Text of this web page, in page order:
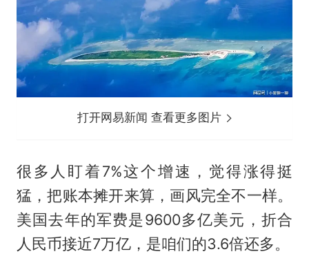
打开网易新闻 查看更多图片
很多人盯着7%这个增速，觉得涨得挺
猛，把账本摊开来算，画风完全不一样。
美国去年的军费是9600多亿美元，折合
人民币接近7万亿，是咱们的3.6倍还多。